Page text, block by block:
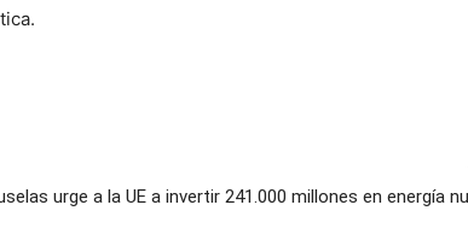
urge a la UE a invertir 241.000 millones en energía